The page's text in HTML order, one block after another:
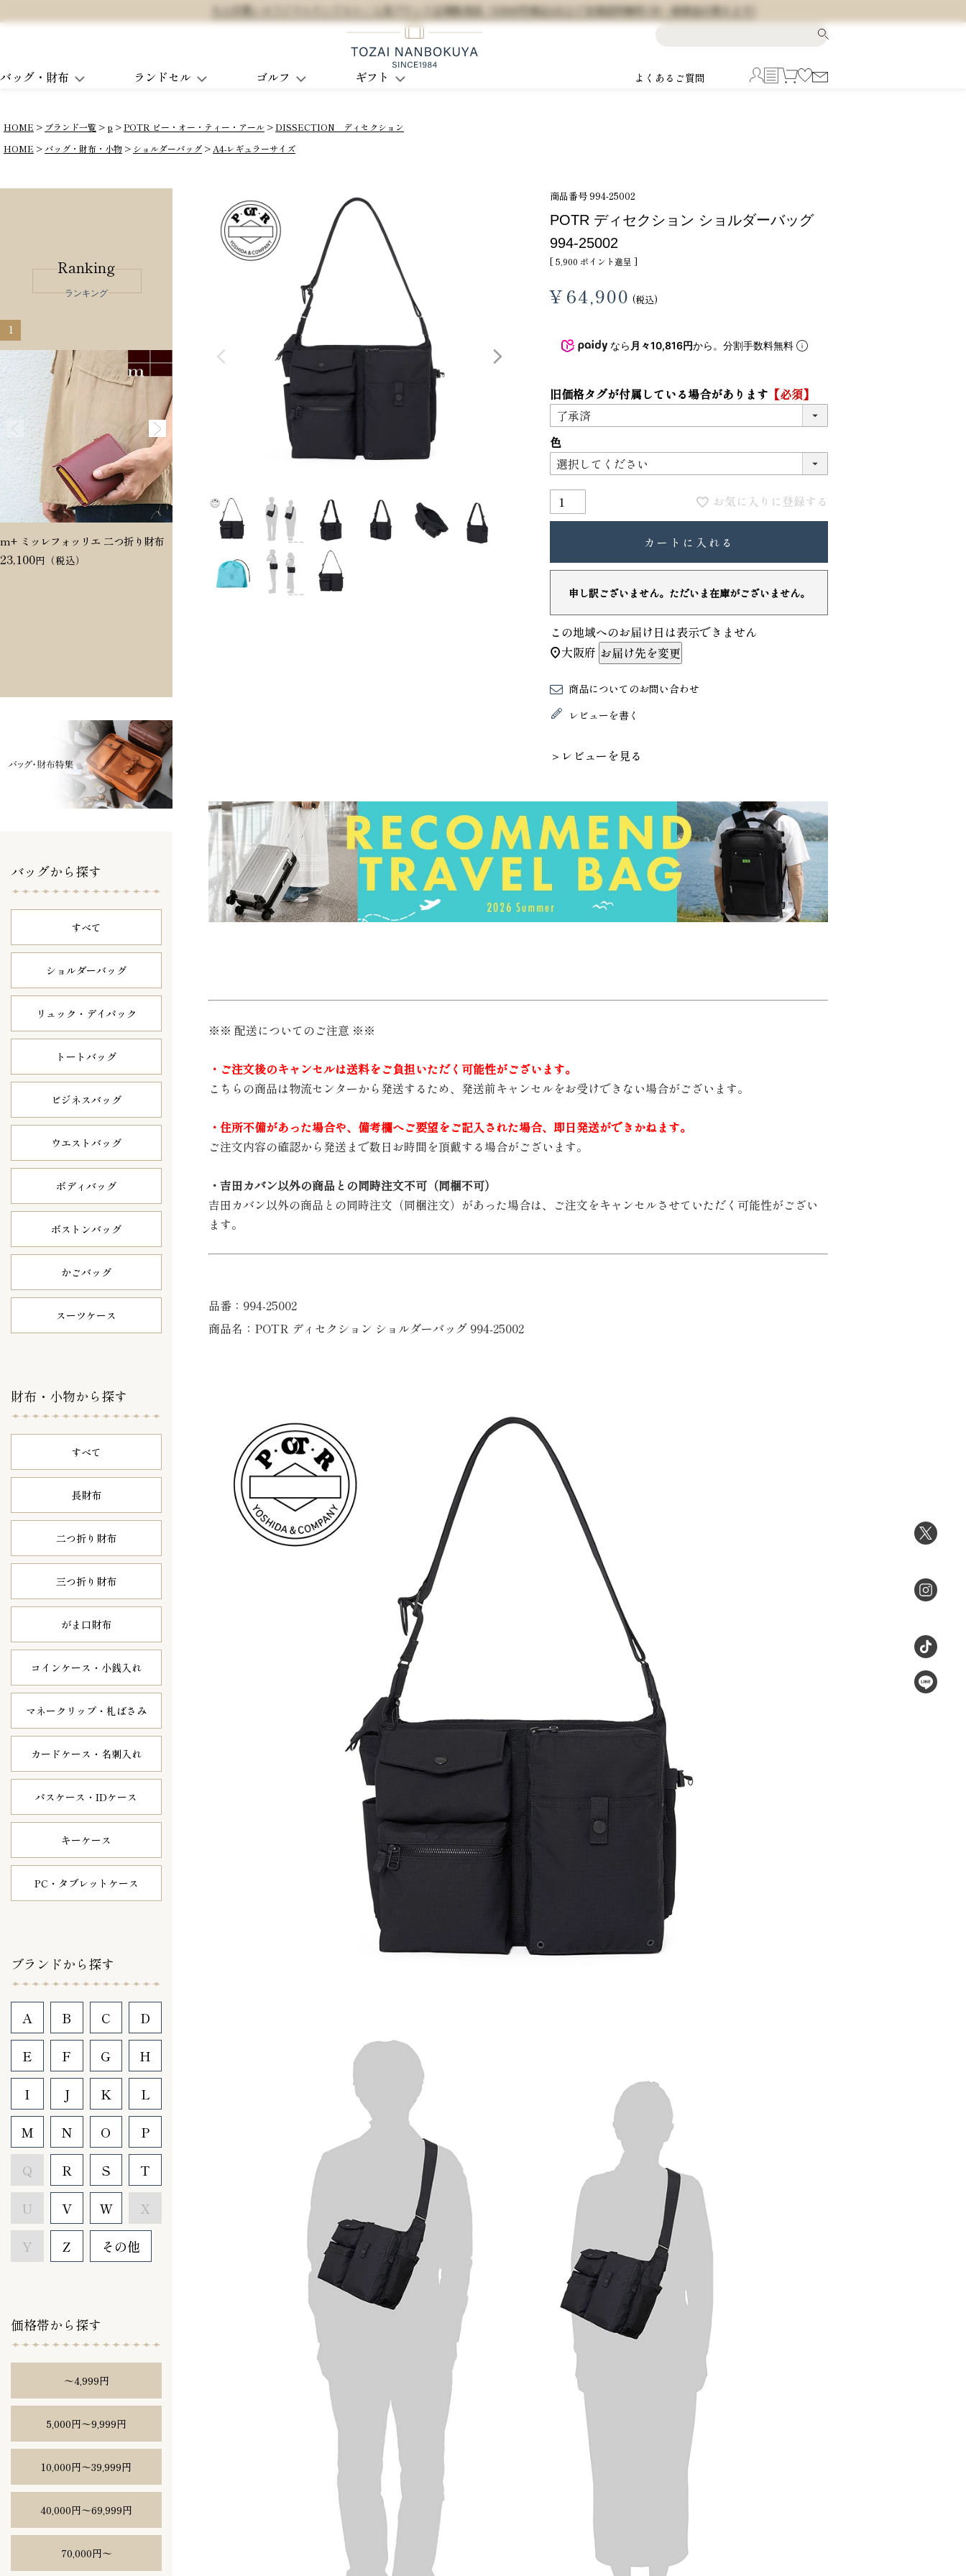
大人可愛いオリジナルランドセル / 人気ブランド正規販売店 / 5,500円(税込)以上で全国送料無料 (※一部商品を除きます)
バッグ・財布 ランドセル ゴルフ ギフト よくあるご質問
HOME ブランド一覧 p POTR ピー・オー・ティー・アール
DISSECTION ディセクション
HOME
バッグ・財布・小物 ショルダーバッグ A4-レギュラーサイズ
Ranking
ランキング
1
m+ ミッレフォッリエ 二つ折り財布
23,100
Dakota ヴィタミーナ 二つ折り財布
PORTER ポーター ウィロー ウエス
ード巾着
8,800
VIOLAdORO TRERO トレロ トー
31,900
バッグから探す
すべて
ショルダーバッグ
リュック・ デイパック
トートバッグ
ビジネスバッグ
ウエストバッグ
ボディバッグ
ボストンバッグ
かごバッグ
スーツケース
財布・小物から探す
すべて
長財布
二つ折り財布
三つ折り財布
がま口財布
コインケース・ 小銭入れ
マネークリップ・ 札ばさみ
カードケース・ 名刺入れ
パスケース・ IDケース
キーケース
PC・タブレット ケース
ブランドから探す
A B C D
E F G H
I J K L
M N O P
Q R S T
U V W X
Y Z その他
価格帯から探す
〜4,999円
5,000円〜9,999円
10,000円〜39,999円
40,000円〜69,999円
70,000円〜
商品番号994-25002
POTR ディセクション ショルダーバッグ
994-25002
[5,900 ポイント進呈 ]
¥64,900 税込
なら 月々10,816円から。分割手数料無料
旧価格タグが付属している場合があります 【必須】
色
お気に入りに登録する
カートに入れる
申し訳ございません。ただいま在庫がございません。
この地域へのお届け日は表示できません
大阪府 お届け先を変更
商品についてのお問い合わせ
レビューを書く
＞レビューを見る
※※ 配送についてのご注意 ※※
・ご注文後のキャンセルは送料をご負担いただく可能性がございます。
こちらの商品は物流センターから発送するため、発送前キャンセルをお受けできない場合がございます。
・住所不備があった場合や、備考欄へご要望をご記入された場合、即日発送ができかねます。
ご注文内容の確認から発送まで数日お時間を頂戴する場合がございます。
・吉田カバン以外の商品との同時注文不可（同梱不可）
吉田カバン以外の商品との同時注文（同梱注文）があった場合は、ご注文をキャンセルさせていただく可能性がござい
ます。
品番：994-25002
商品名：POTR ディセクション ショルダーバッグ 994-25002